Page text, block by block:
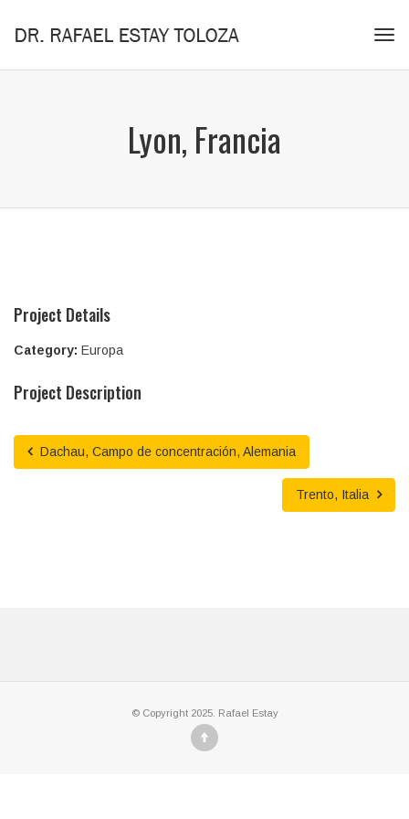
Lyon, Francia
Project Details
Category: Europa
Project Description
Dachau, Campo de concentración, Alemania
Trento, Italia
© Copyright 2025. Rafael Estay